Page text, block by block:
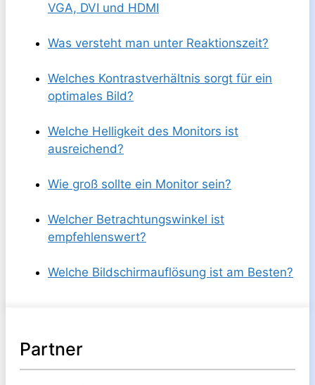
VGA, DVI und HDMI
Was versteht man unter Reaktionszeit?
Welches Kontrastverhältnis sorgt für ein
optimales Bild?
Welche Helligkeit des Monitors ist
ausreichend?
Wie groß sollte ein Monitor sein?
Welcher Betrachtungswinkel ist
empfehlenswert?
Welche Bildschirmauflösung ist am Besten?
Partner